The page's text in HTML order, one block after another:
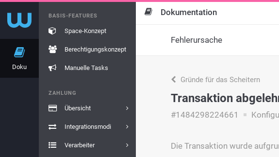
Doku
BASIS-FEATURES
Space-Konzept
Berechtigungskonzept
Manuelle Tasks
ZAHLUNG
Übersicht
Integrationsmodi
Verarbeiter
Dokumentation
Fehlerursache
Gründe für das Scheitern
Transaktion
#1484298224661
Die Transaktion wurde